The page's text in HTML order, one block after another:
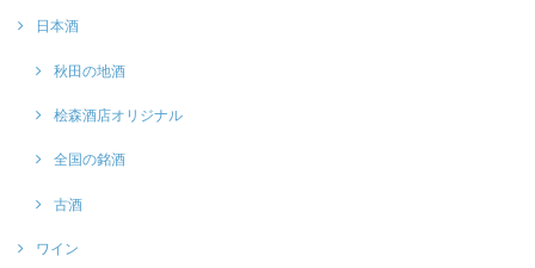
日本酒
秋田の地酒
桧森酒店オリジナル
全国の銘酒
古酒
ワイン